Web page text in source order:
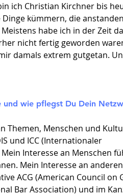
ich Christian Kirchner bis
kümmern, die
habe ich in der Zeit
nicht fertig geworden
damals extrem gutgetan.
und wie pflegst Du Dein
Themen, Menschen und
und ICC (Internationaler
Interesse an Menschen
Mein Interesse an
ACG (American Council on
Bar Association) und im